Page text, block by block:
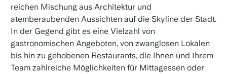
reichen Mischung aus Architektur und
atemberaubenden Aussichten auf die Skyline der Stadt.
In der Gegend gibt es eine Vielzahl von
gastronomischen Angeboten, von zwanglosen Lokalen
bis hin zu gehobenen Restaurants, die Ihnen und Ihrem
Team zahlreiche Möglichkeiten für Mittagessen oder